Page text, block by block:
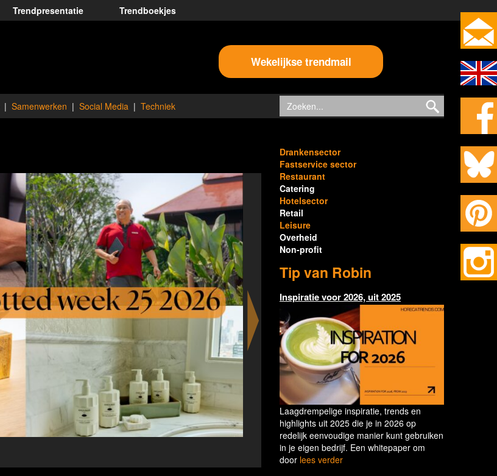
Trendpresentatie Trendboekjes
Wekelijkse trendmail
Samenwerken Social Media Techniek
'People Who Inspire' by Anantara - Yingsuphat “Alex”
Drankensector
Fastservice sector
Restaurant
Catering
Hotelsector
Retail
Leisure
Overheid
Non-profit
Tip van Robin
Inspiratie voor 2026, uit 2025
Laagdrempelige inspiratie, trends en
highlights uit 2025 die je in 2026 op
redelijk eenvoudige manier kunt gebruiken
in je eigen bedrijf. Een whitepaper om
door lees verder